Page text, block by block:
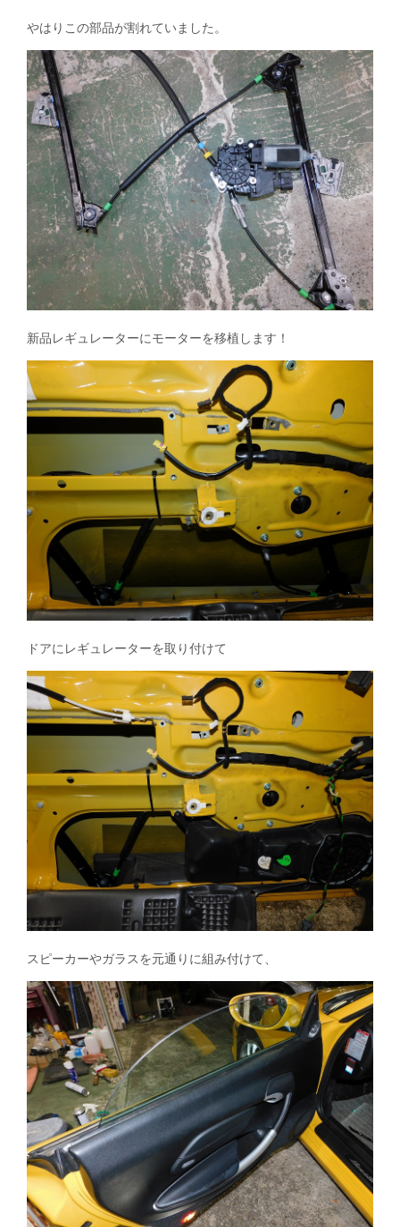
やはりこの部品が割れていました。
新品レギュレーターにモーターを移植します！
ドアにレギュレーターを取り付けて
スピーカーやガラスを元通りに組み付けて、